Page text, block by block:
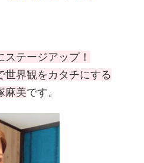
テージアップ！
世界観をカタチにする
麻美です。